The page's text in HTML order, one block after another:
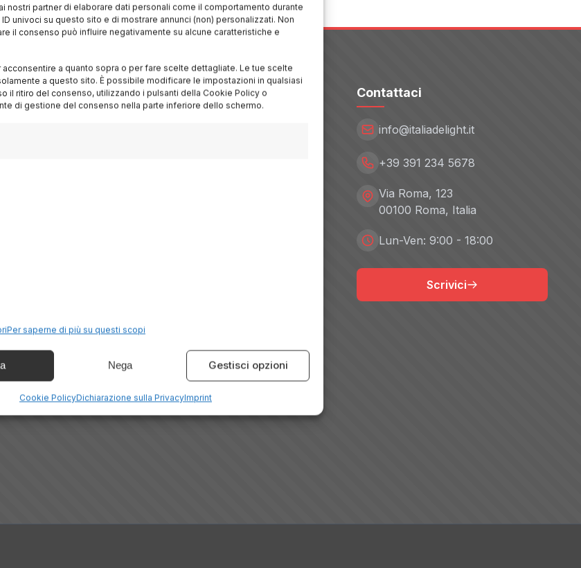
nostri partner di elaborare dati personali come il comportamento durante
univoci su questo sito e di mostrare annunci (non) personalizzati. Non
il consenso può influire negativamente su alcune caratteristiche e
acconsentire a quanto sopra o per fare scelte dettagliate. Le tue scelte
a questo sito. È possibile modificare le impostazioni in qualsiasi
il ritiro del consenso, utilizzando i pulsanti della Cookie Policy o
di gestione del consenso nella parte inferiore dello schermo.
Per saperne di più su questi scopi
Nega Gestisci opzioni
Cookie PolicyDichiarazione sulla PrivacyImprint
Destinazioni Contattaci
info@italiadelight.it
+39 391 234 5678
Via Roma, 123
00100 Roma, Italia
Lun-Ven: 9:00 - 18:00
Scrivici